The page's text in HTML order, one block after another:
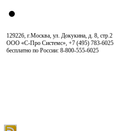
129226, г.Москва, ул. Докукина, д. 8, стр.2
ООО «С-Про Системс», +7 (495) 783-6025
бесплатно по России: 8-800-555-6025